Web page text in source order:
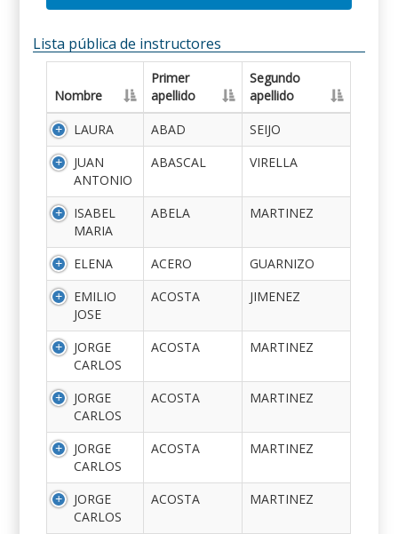
Lista pública de instructores
Nombre
Primer
apellido
Segundo
apellido
LAURA
ABAD
SEIJO
JUAN
ANTONIO
ABASCAL VIRELLA
ISABEL
MARIA
ABELA MARTINEZ
ELENA ACERO
GUARNIZO
EMILIO
JOSE
ACOSTA JIMENEZ
JORGE
CARLOS
ACOSTA MARTINEZ
JORGE
CARLOS
ACOSTA MARTINEZ
JORGE
CARLOS
ACOSTA MARTINEZ
JORGE
CARLOS
ACOSTA MARTINEZ